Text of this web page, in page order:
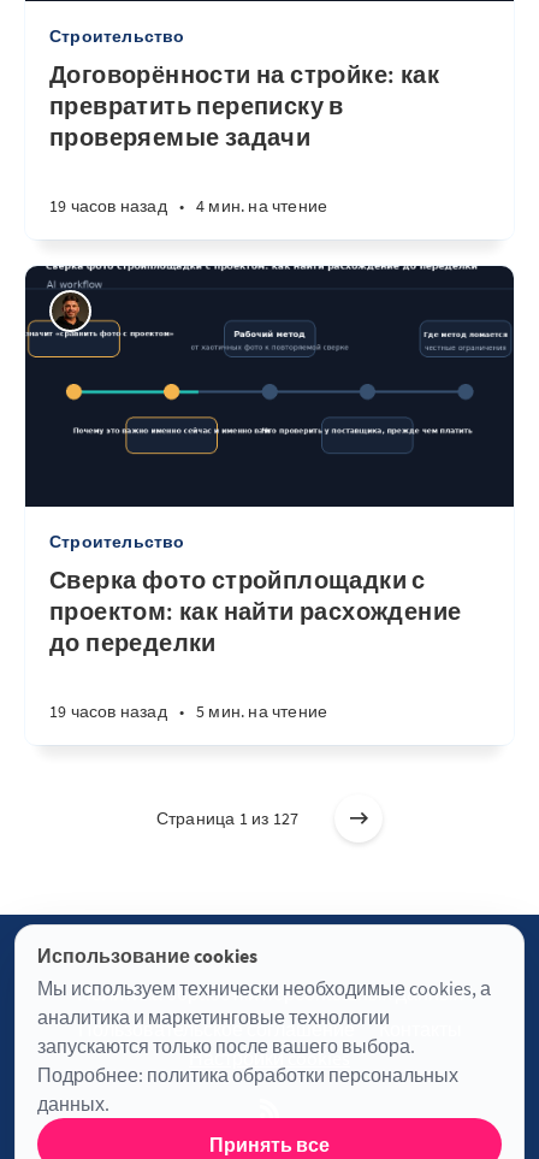
Строительство
Договорённости на стройке: как
превратить переписку в
проверяемые задачи
19 часов назад • 4 мин. на чтение
Строительство
Сверка фото стройплощадки с
проектом: как найти расхождение
до переделки
19 часов назад • 5 мин. на чтение
Страница 1 из 127
Использование cookies
Мы используем технически необходимые cookies, а
аналитика и маркетинговые технологии
запускаются только после вашего выбора.
Подробнее: политика обработки персональных
данных.
Принять все
Политика обработки персональных данных
Пользовательское соглашение
Контакты
Настройки cookies